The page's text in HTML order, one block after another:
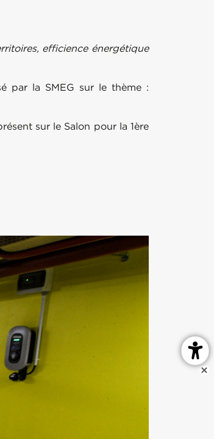
efficience énergétique
par la SMEG sur le thème :
sur le Salon pour la 1ère